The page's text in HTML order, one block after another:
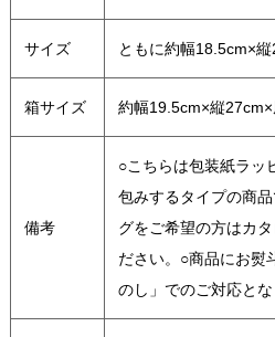
サイズ ともに約幅18.5cm×
箱サイズ 約幅19.5cm×縦
備考
○こちらは包装紙ラッ
包みするタイプの商
グをご希望の方はカ
ださい。○商品にお熨
のし」でのご対応とな